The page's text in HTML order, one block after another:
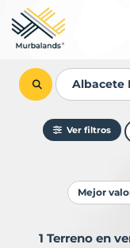
Ver filtros
Ordenar
Mejor
1 Terreno en